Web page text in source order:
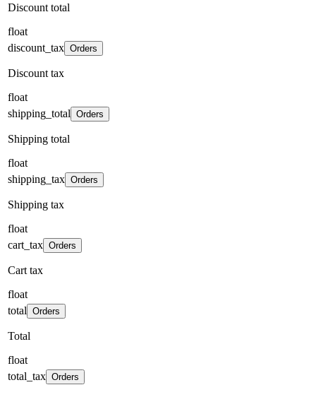
Discount total
float
discount_tax Orders
Discount tax
float
shipping_total Orders
Shipping total
float
shipping_tax Orders
Shipping tax
float
cart_tax Orders
Cart tax
float
total Orders
Total
float
total_tax Orders